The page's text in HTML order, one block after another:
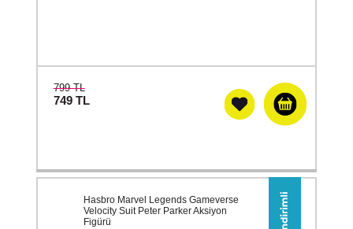
799 TL
749 TL
Hasbro Marvel Legends Gameverse
Velocity Suit Peter Parker Aksiyon
Figürü